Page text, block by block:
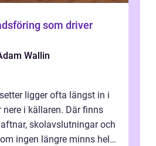
som driver
Wallin
ligger ofta längst in i
nere i källaren. Där finns
skolavslutningar och
ingen längre minns helt.